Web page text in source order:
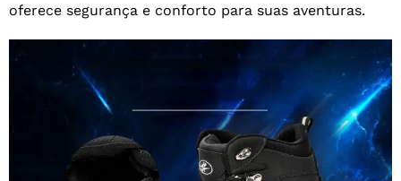
oferece segurança e conforto para suas aventuras.